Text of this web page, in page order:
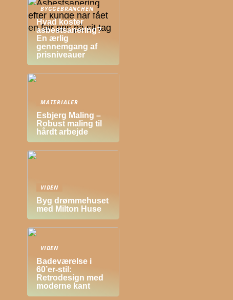
BYGGEBRANCHEN
Hvad koster
asbestsanering?
En ærlig
gennemgang af
prisniveauer
MATERIALER
Esbjerg Maling –
Robust maling til
hårdt arbejde
VIDEN
Byg drømmehuset
med Milton Huse
VIDEN
Badeværelse i
60’er-stil:
Retrodesign med
moderne kant